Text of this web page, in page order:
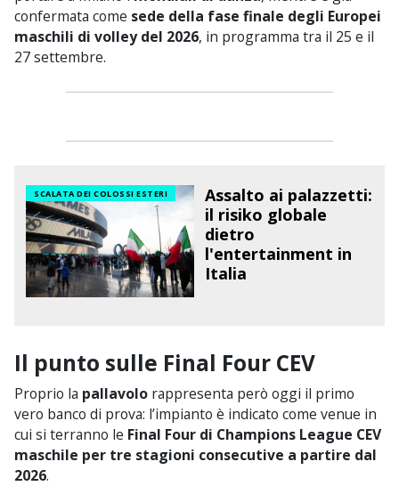
confermata come sede della fase finale degli Europei
maschili di volley del 2026, in programma tra il 25 e il
27 settembre.
SCALATA DEI COLOSSI ESTERI
Assalto ai palazzetti:
il risiko globale
dietro
l'entertainment in
Italia
Il punto sulle Final Four CEV
Proprio la pallavolo rappresenta però oggi il primo
vero banco di prova: l’impianto è indicato come venue in
cui si terranno le Final Four di Champions League CEV
maschile per tre stagioni consecutive a partire dal
2026.